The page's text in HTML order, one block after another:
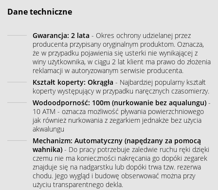
Dane techniczne
Gwarancja: 2 lata - Okres ochrony udzielanej przez
producenta przypisany oryginalnym produktom. Oznacza,
że w przypadku pojawienia się usterki nie wynikającej z
winy użytkownika, w ciągu 2 lat klient ma prawo do złożenia
reklamacji w autoryzowanym serwisie producenta.
Kształt koperty: Okrągła - Najbardziej popularny kształt
koperty występujący w przypadku naręcznych czasomierzy.
Wodoodporność: 100m (nurkowanie bez aqualungu) -
10 ATM - oznacza możliwość pływania powierzchniowego
jak również nurkowania z zegarkiem jednakże bez użycia
akwalungu
Mechanizm: Automatyczny (napędzany za pomocą
wahnika) - Do pracy potrzebuje zaledwie ruchu ręki dzięki
czemu nie ma konieczności nakręcania go dopóki zegarek
znajduje się na nadgarstku lub dopóki trwa tzw. rezerwa
chodu. Jego wygląd i budowę obserwować można przy
użyciu transparentnego dekla.